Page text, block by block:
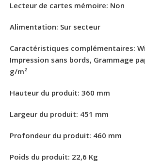
Lecteur de cartes mémoire: Non
Alimentation: Sur secteur
Caractéristiques complémentaires:
Impression sans bords, Grammage
g/m²
Hauteur du produit: 360 mm
Largeur du produit: 451 mm
Profondeur du produit: 460 mm
Poids du produit: 22,6 Kg